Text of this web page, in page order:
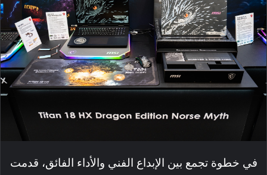
في خطوة تجمع بين الإبداع الفني والأداء الفائق، قدمت